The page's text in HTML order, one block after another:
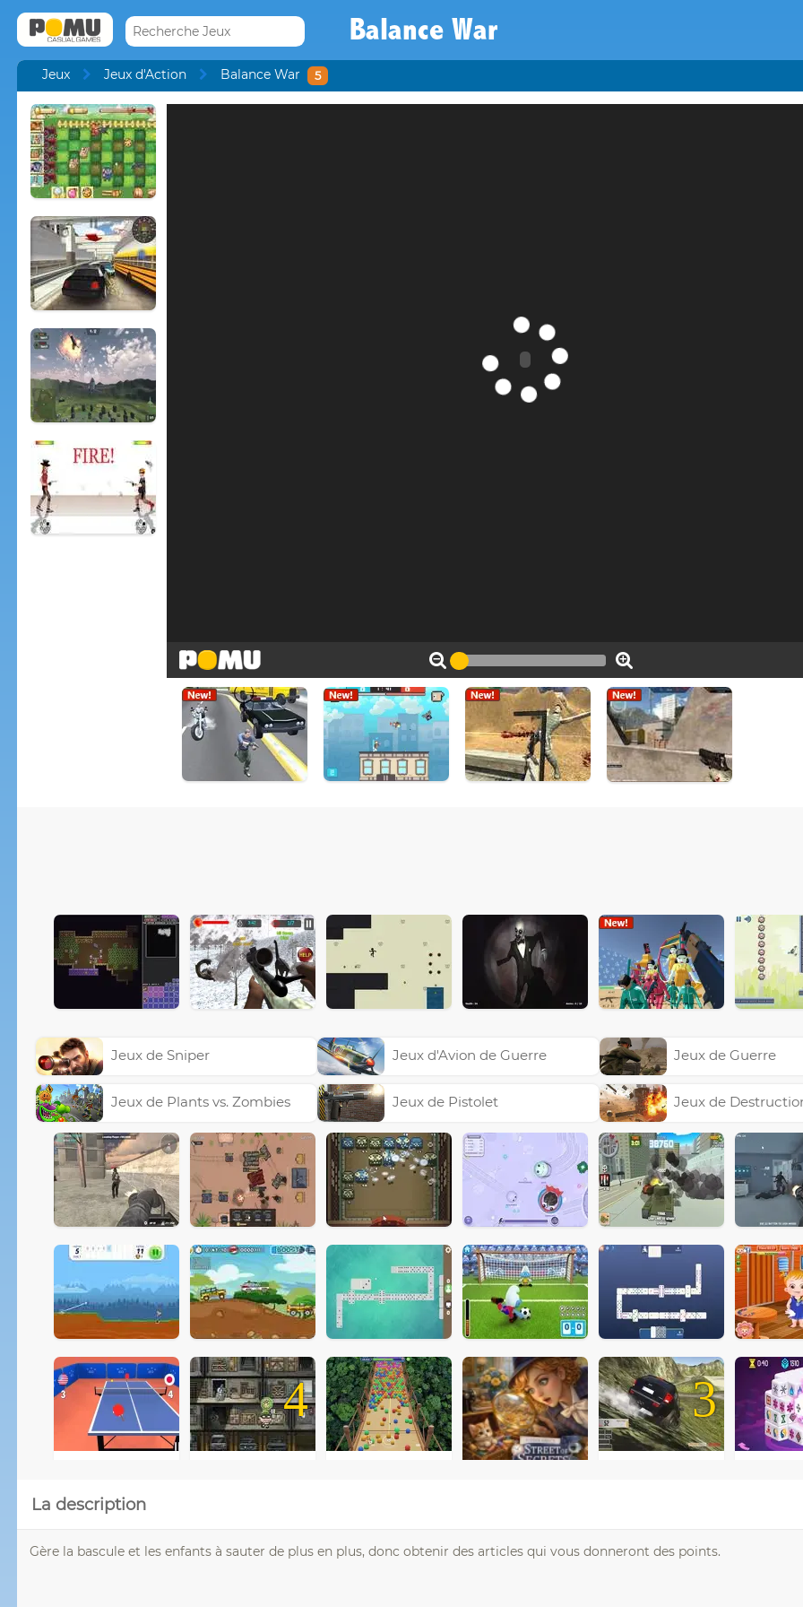
Balance War
Jeux Jeux d'Action Balance War 5
Jeux de Sniper
Jeux de Plants vs. Zombies
Jeux d'Avion de Guerre
Jeux de Pistolet
Jeux de Guerre
Jeux de
4 3
La description
Gère la bascule et les enfants à sauter de plus en plus, donc obtenir des articles qui vous donneront des points.